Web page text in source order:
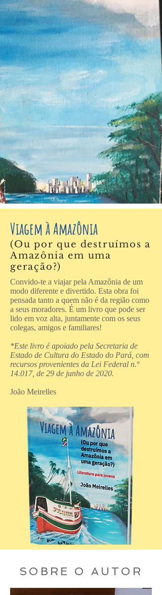
Viagem à Amazônia
(Ou por que destruímos a
Amazônia em uma
geração?)
Convido-te a viajar pela Amazônia de um
modo diferente e divertido. Esta obra foi
pensada tanto a quem não é da região como
a seus moradores. É um livro que pode ser
lido em voz alta, juntamente com os seus
colegas, amigos e familiares!
*Este livro é apoiado pela Secretaria de
Estado de Cultura do Estado do Pará, com
recursos provenientes da Lei Federal n.º
14.017, de 29 de junho de 2020.
João Meirelles
SOBRE O AUTOR